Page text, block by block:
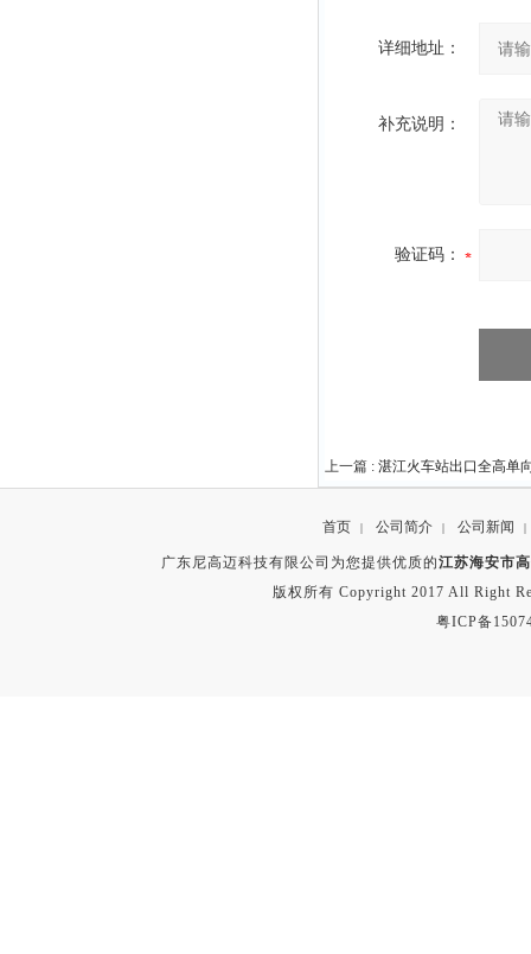
详细地址：
补充说明：
验证码：
上一篇 : 湛江火车站出口全高单
首页 | 公司简介 | 公司新闻 |
广东尼高迈科技有限公司为您提供优质的江苏海安市
版权所有 Copyright 2017 All Right
粤ICP备